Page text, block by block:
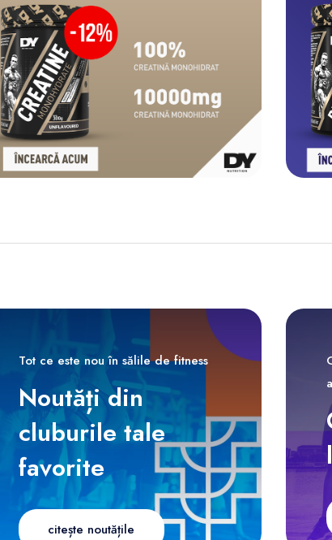
Tot ce este nou în sălile de fitness
Noutăți din
cluburile tale
favorite
citește noutățile